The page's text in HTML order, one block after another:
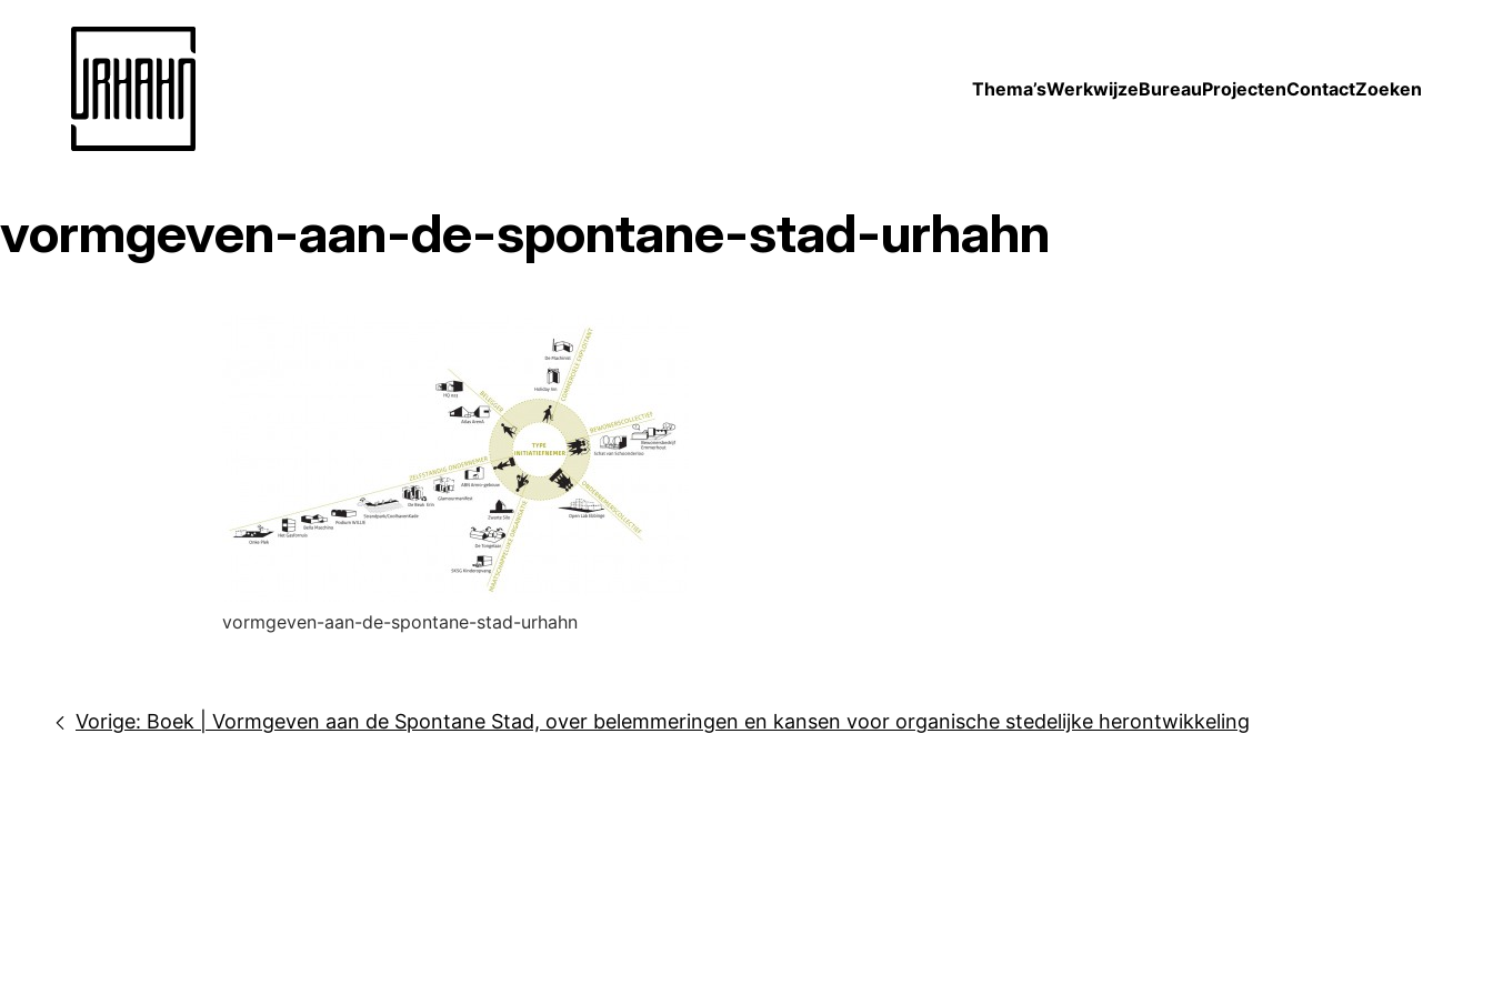
inhoud
Thema’sWerkwijzeBureauProjectenContactZoeken
vormgeven-aan-de-spontane-stad-urhahn
vormgeven-aan-de-spontane-stad-urhahn
Bericht
Vorige: Boek | Vormgeven aan de Spontane Stad, over belemmeringen en kansen voor organische stedelijke herontwikkeling